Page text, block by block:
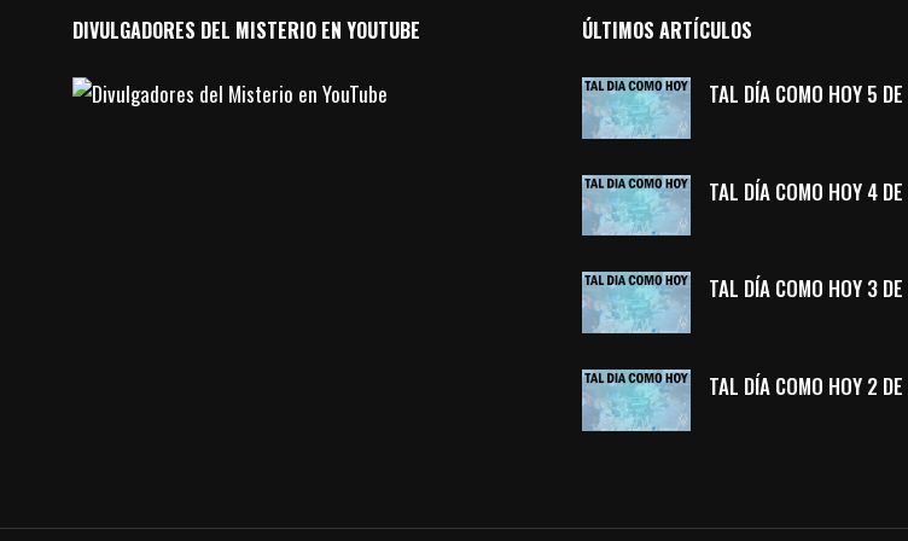
DIVULGADORES DEL MISTERIO EN YOUTUBE ÚLTIMOS ARTÍCULOS
TAL DÍA COMO HOY 5
TAL DÍA COMO HOY 4
TAL DÍA COMO HOY 3
TAL DÍA COMO HOY 2